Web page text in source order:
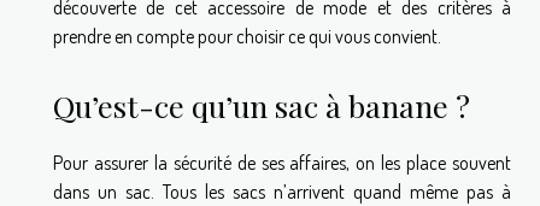
découverte de cet accessoire de mode et des critères à
prendre en compte pour choisir ce qui vous convient.
Qu’est-ce qu’un sac à banane ?
Pour assurer la sécurité de ses affaires, on les place souvent
dans un sac. Tous les sacs n’arrivent quand même pas à